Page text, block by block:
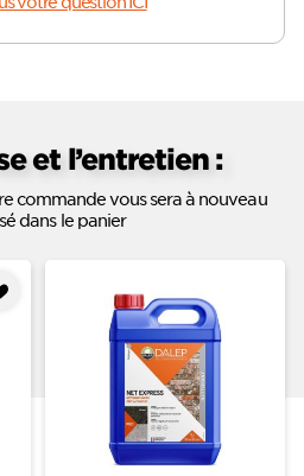
et l’entretien :
commande vous sera à nouveau
dans le panier